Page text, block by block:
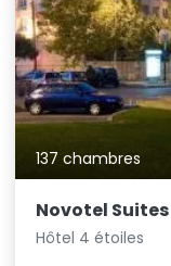
137 chambres
Novotel
Hôtel 4 étoiles